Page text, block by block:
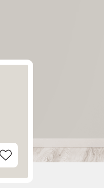
Add to Wishlist